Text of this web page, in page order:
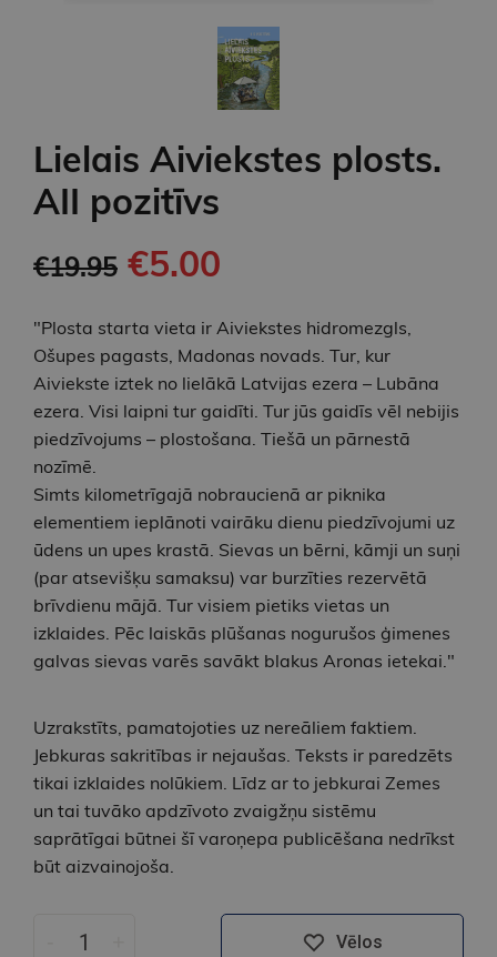
Lielais Aiviekstes plosts.
AII pozitīvs
€19.95 €5.00
"Plosta starta vieta ir Aiviekstes hidromezgls,
Ošupes pagasts, Madonas novads. Tur, kur
Aiviekste iztek no lielākā Latvijas ezera – Lubāna
ezera. Visi laipni tur gaidīti. Tur jūs gaidīs vēl nebijis
piedzīvojums – plostošana. Tiešā un pārnestā
nozīmē.
Simts kilometrīgajā nobraucienā ar piknika
elementiem ieplānoti vairāku dienu piedzīvojumi uz
ūdens un upes krastā. Sievas un bērni, kāmji un suņi
(par atsevišķu samaksu) var burzīties rezervētā
brīvdienu mājā. Tur visiem pietiks vietas un
izklaides. Pēc laiskās plūšanas nogurušos ģimenes
galvas sievas varēs savākt blakus Aronas ietekai."
Uzrakstīts, pamatojoties uz nereāliem faktiem.
Jebkuras sakritības ir nejaušas. Teksts ir paredzēts
tikai izklaides nolūkiem. Līdz ar to jebkurai Zemes
un tai tuvāko apdzīvoto zvaigžņu sistēmu
saprātīgai būtnei šī varoņepa publicēšana nedrīkst
būt aizvainojoša.
Vēlos